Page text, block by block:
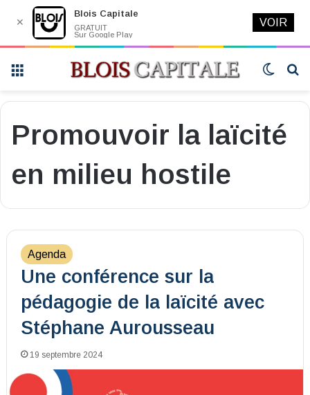
Switch
Promouvoir la laïcité
en milieu hostile
Agenda
Une conférence sur la
pédagogie de la laïcité avec
Stéphane Aurousseau
19 septembre 2024
✕
Blois Capitale
GRATUIT
Sur Google Play
VOIR